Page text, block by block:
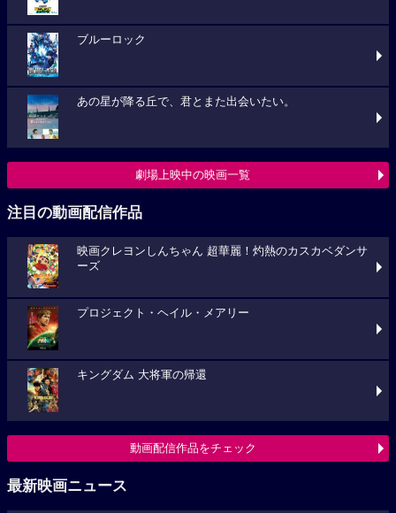
ブルーロック
あの星が降る丘で、君とまた出会いたい。
劇場上映中の映画一覧
注目の動画配信作品
映画クレヨンしんちゃん 超華麗！灼熱のカスカベダンサ
ーズ
プロジェクト・ヘイル・メアリー
キングダム 大将軍の帰還
動画配信作品をチェック
最新映画ニュース